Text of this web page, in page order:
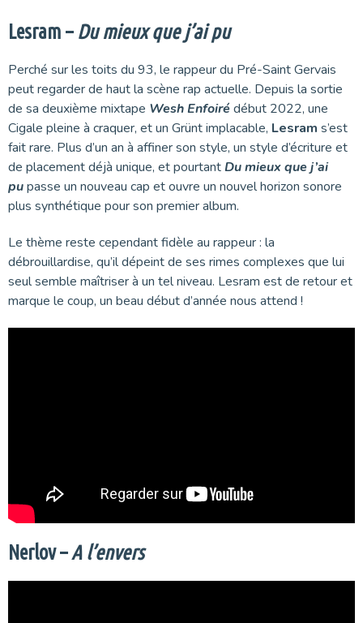
Lesram – Du mieux que j’ai pu
Perché sur les toits du 93, le rappeur du Pré-Saint Gervais
peut regarder de haut la scène rap actuelle. Depuis la sortie
de sa deuxième mixtape Wesh Enfoirédébut 2022, une
Cigale pleine à craquer, et un Grünt implacable, Lesram s’est
fait rare. Plus d’un an à affiner son style, un style d’écriture et
de placement déjà unique, et pourtantDu mieux que j’ai
pupasse un nouveau cap et ouvre un nouvel horizon sonore
plus synthétique pour son premier album.
Le thème reste cependant fidèle au rappeur : la
débrouillardise, qu’il dépeint de ses rimes complexes que lui
seul semble maîtriser à un tel niveau. Lesram est de retour et
marque le coup, un beau début d’année nous attend !
Nerlov –A l’envers